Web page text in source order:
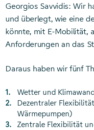
Georgios Savvidis: Wir
und überlegt, wie eine
könnte, mit E-Mobilität,
Anforderungen an das
Daraus haben wir fünf
Wetter und
Dezentraler
Wärmepumpen)
Zentrale Flexibilität